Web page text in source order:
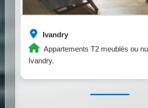
Ivandry
Appartements T2 meublés ou
Ivandry.